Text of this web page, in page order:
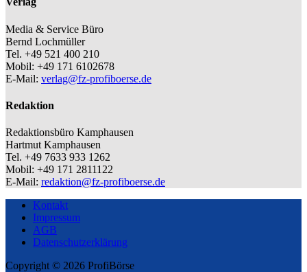
Media & Service Büro
Bernd Lochmüller
Tel. +49 521 400 210
Mobil: +49 171 6102678
E-Mail: verlag@fz-profiboerse.de
Redaktion
Redaktionsbüro Kamphausen
Hartmut Kamphausen
Tel. +49 7633 933 1262
Mobil: +49 171 2811122
E-Mail: redaktion@fz-profiboerse.de
Kontakt
Impressum
AGB
Datenschutzerklärung
Copyright © 2026 ProfiBörse